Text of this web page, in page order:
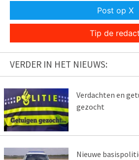
Post op X
Tip de
VERDER IN HET NIEUWS:
Verdachten en
gezocht
Nieuwe